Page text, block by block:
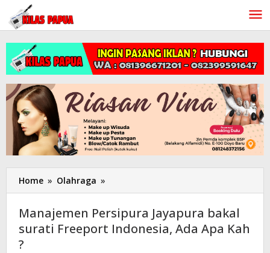
Lewati
konten
Home » Olahraga »
Persipura
Jayapura
bakal
surati
Manajemen Persipura Jayapura bakal
surati Freeport Indonesia, Ada Apa Kah
?